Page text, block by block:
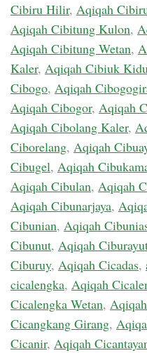
Cibiru Hilir, Aqiqah
Aqiqah Cibitung Kulon,
Aqiqah Cibitung Wetan,
Kaler, Aqiqah Cibiuk
Cibogo, Aqiqah
Aqiqah Cibogor, Aqiqah
Aqiqah Cibolang Kaler,
Ciborelang, Aqiqah
Cibugel, Aqiqah
Aqiqah Cibulan, Aqiqah
Aqiqah Cibunarjaya,
Cibunian, Aqiqah
Cibunut, Aqiqah
Ciburuy, Aqiqah Cicadas,
cicalengka, Aqiqah
Cicalengka Wetan,
Cicangkang Girang,
Cicanir, Aqiqah